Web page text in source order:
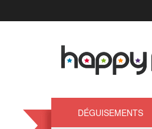
DÉGUISEMENTS